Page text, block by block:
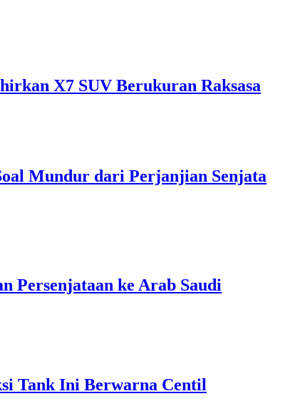
X7 SUV Berukuran Raksasa
Mundur dari Perjanjian Senjata
Persenjataan ke Arab Saudi
Tank Ini Berwarna Centil